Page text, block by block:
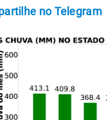
no Telegram